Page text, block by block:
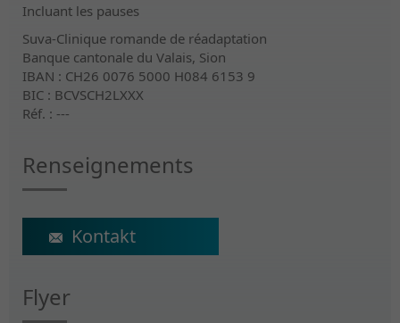
Incluant les pauses
Suva-Clinique romande de réadaptation
Banque cantonale du Valais, Sion
IBAN : CH26 0076 5000 H084 6153 9
BIC : BCVSCH2LXXX
Réf. : ---
Renseignements
ecs@crr-suva.ch
Flyer